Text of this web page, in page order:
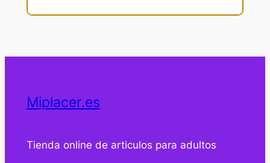
Miplacer.es
Tienda online de articulos para adultos